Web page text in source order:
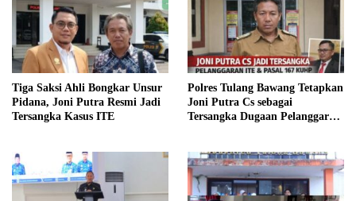
Tiga Saksi Ahli Bongkar Unsur
Pidana, Joni Putra Resmi Jadi
Tersangka Kasus ITE
Polres Tulang Bawang Tetapkan
Joni Putra Cs sebagai
Tersangka Dugaan Pelanggaran